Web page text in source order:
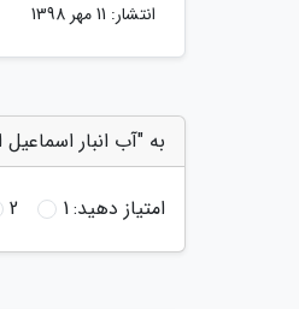
انتشار: 11 مهر 1398
به "آب انبار
امتیاز دهید:1
2